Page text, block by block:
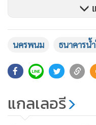
หน้าแล้งแต่ละปีเราต้องข
นครพนม ธนาคารน้
แกลเลอรี